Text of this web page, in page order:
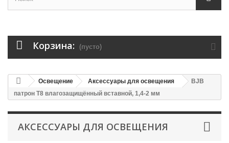
Корзина: (пусто)
Освещение Аксессуары для освещения
BJB
патрон T8 влагозащищённый вставной, 1,4-2 мм
АКСЕССУАРЫ ДЛЯ ОСВЕЩЕНИЯ